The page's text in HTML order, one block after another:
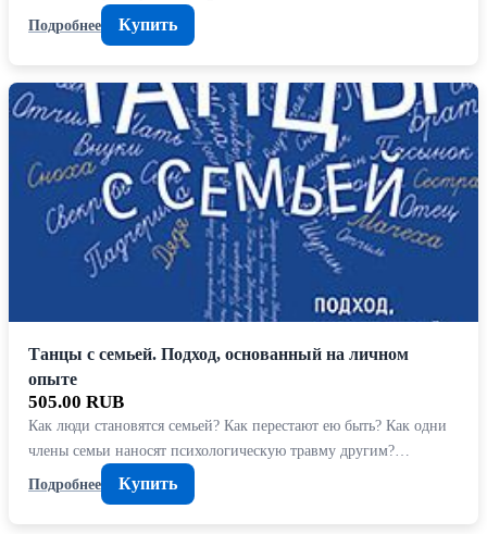
Подробнее
Купить
Танцы с семьей. Подход, основанный на личном
опыте
505.00 RUB
Как люди становятся семьей? Как перестают ею быть? Как одни
члены семьи наносят психологическую травму другим?…
Подробнее
Купить